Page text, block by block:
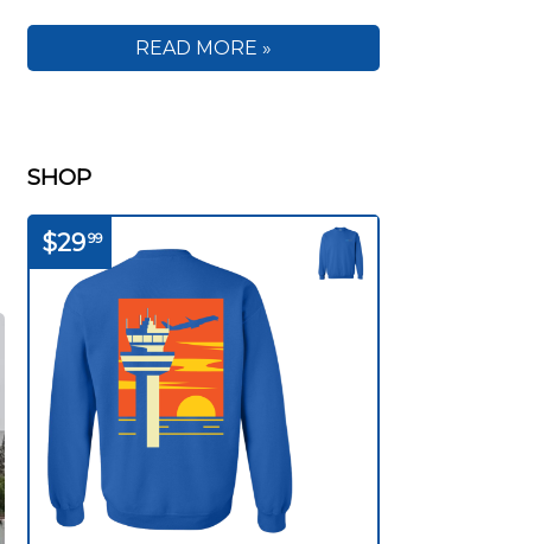
READ MORE »
SHOP
$2999